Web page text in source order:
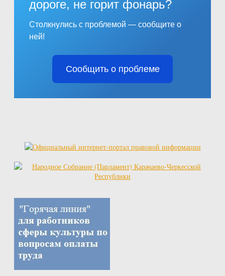
дороге, не горит фонарь?
Столкнулись с проблемой — сообщите о
ней!
Сообщить о проблеме